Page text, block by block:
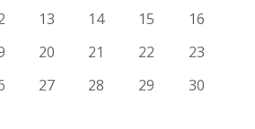
13 14 15
16
20 21 22
23
27 28 29
30